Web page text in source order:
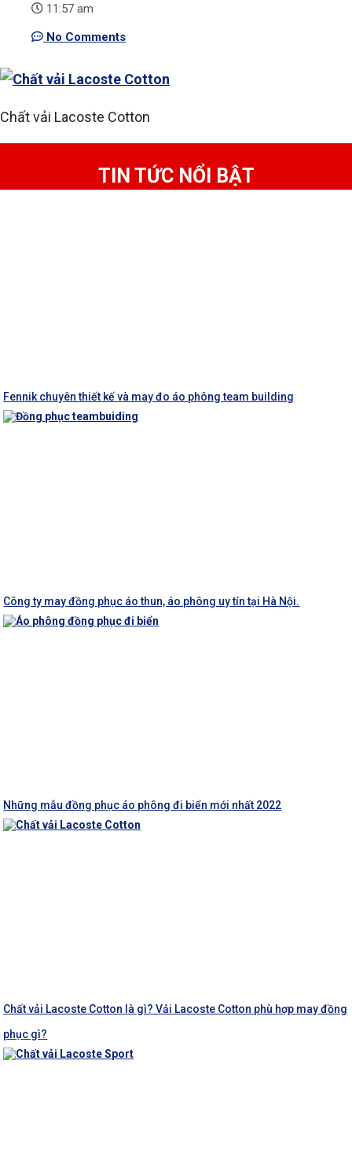
11:57 am
No Comments
Chất vải Lacoste Cotton
TIN TỨC NỔI BẬT
Fennik chuyên thiết kế và may đo áo phông team building
Công ty may đồng phục áo thun, áo phông uy tín tại Hà Nội.
Những mẫu đồng phục áo phông đi biển mới nhất 2022
Chất vải Lacoste Cotton là gì? Vải Lacoste Cotton phù hợp may đồng
phục gì?